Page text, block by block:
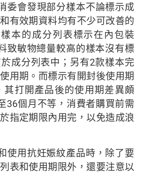
委會發現部分樣本不論標示成
有效期資料均有不少可改善的
本的成分列表標示在內包裝
致敏物總量較高的樣本沒有標
成分列表中；另有2款樣本完
用期。而標示有開封後使用期
其打開產品後的使用期差異頗
36個月不等，消費者購買前需
指定期限內用完，以免造成浪
使用抗妊娠紋產品時，除了要
表和使用期限外，還要注意以